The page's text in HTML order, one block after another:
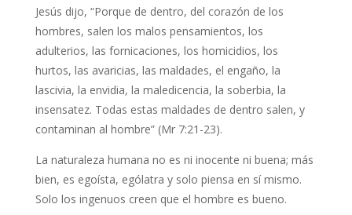
Jesús dijo, “Porque de dentro, del corazón de los
hombres, salen los malos pensamientos, los
adulterios, las fornicaciones, los homicidios, los
hurtos, las avaricias, las maldades, el engaño, la
lascivia, la envidia, la maledicencia, la soberbia, la
insensatez. Todas estas maldades de dentro salen, y
contaminan al hombre” (Mr 7:21-23).
La naturaleza humana no es ni inocente ni buena; más
bien, es egoísta, ególatra y solo piensa en sí mismo.
Solo los ingenuos creen que el hombre es bueno.